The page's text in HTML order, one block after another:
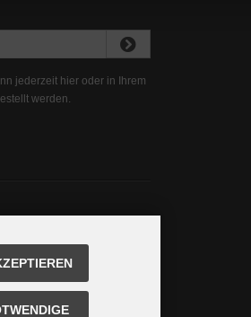
jederzeit hier oder in Ihrem
werden.